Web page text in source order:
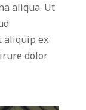
aliqua. Ut
aliquip ex
dolor